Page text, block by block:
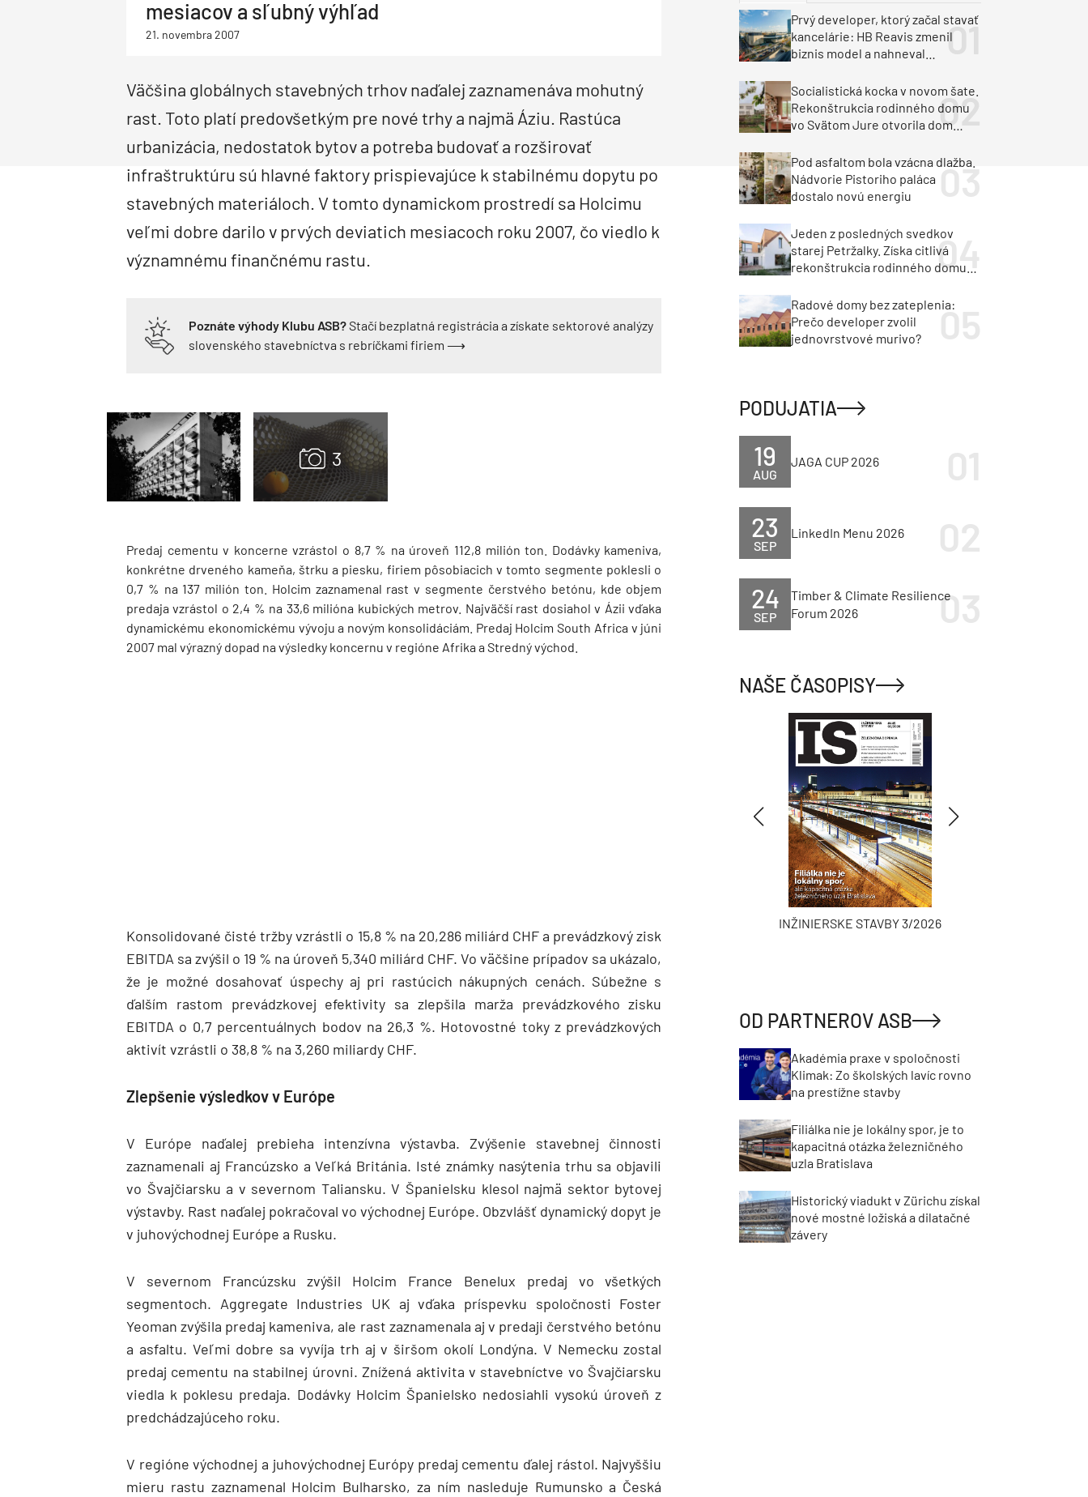
Priemyselné objekty
DrevostavbyMontované domy Bungalovy
Klimatizácia a vetranie
Správa budov
Priemysel a logistika Dopravné stavby
Deti a architektúra Manažérsky kurz Milan Murcka
mesiacov a sľubný výhľad
21. novembra 2007
Väčšina globálnych stavebných trhov naďalej zaznamenáva mohutný
rast. Toto platí predovšetkým pre nové trhy a najmä Áziu. Rastúca
urbanizácia, nedostatok bytov a potreba budovať a rozširovať
infraštruktúru sú hlavné faktory prispievajúce k stabilnému dopytu po
stavebných materiáloch. V tomto dynamickom prostredí sa Holcimu
veľmi dobre darilo v prvých deviatich mesiacoch roku 2007, čo viedlo k
významnému finančnému rastu.
Poznáte výhody Klubu ASB?Stačí bezplatná registrácia a získate sektorové analýzy
slovenského stavebníctva s rebríčkami firiem ⟶
Predaj cementu v koncerne vzrástol o 8,7 % na úroveň 112,8 milión ton. Dodávky kameniva,
konkrétne drveného kameňa, štrku a piesku, firiem pôsobiacich v tomto segmente poklesli o
0,7 % na 137 milión ton. Holcim zaznamenal rast v segmente čerstvého betónu, kde objem
predaja vzrástol o 2,4 % na 33,6 milióna kubických metrov. Najväčší rast dosiahol v Ázii vďaka
dynamickému ekonomickému vývoju a novým konsolidáciám. Predaj Holcim South Africa v júni
2007 mal výrazný dopad na výsledky koncernu v regióne Afrika a Stredný východ.
Konsolidované čisté tržby vzrástli o 15,8 % na 20,286 miliárd CHF a prevádzkový zisk
EBITDA sa zvýšil o 19 % na úroveň 5,340 miliárd CHF. Vo väčšine prípadov sa ukázalo,
že je možné dosahovať úspechy aj pri rastúcich nákupných cenách. Súbežne s
ďalším rastom prevádzkovej efektivity sa zlepšila marža prevádzkového zisku
EBITDA o 0,7 percentuálnych bodov na 26,3 %. Hotovostné toky z prevádzkových
aktivít vzrástli o 38,8 % na 3,260 miliardy CHF.
Zlepšenie výsledkov v Európe
V Európe naďalej prebieha intenzívna výstavba. Zvýšenie stavebnej činnosti
zaznamenali aj Francúzsko a Veľká Británia. Isté známky nasýtenia trhu sa objavili
vo Švajčiarsku a v severnom Taliansku. V Španielsku klesol najmä sektor bytovej
výstavby. Rast naďalej pokračoval vo východnej Európe. Obzvlášť dynamický dopyt je
v juhovýchodnej Európe a Rusku.
V severnom Francúzsku zvýšil Holcim France Benelux predaj vo všetkých
segmentoch. Aggregate Industries UK aj vďaka príspevku spoločnosti Foster
Yeoman zvýšila predaj kameniva, ale rast zaznamenala aj v predaji čerstvého betónu
a asfaltu. Veľmi dobre sa vyvíja trh aj v širšom okolí Londýna. V Nemecku zostal
predaj cementu na stabilnej úrovni. Znížená aktivita v stavebníctve vo Švajčiarsku
viedla k poklesu predaja. Dodávky Holcim Španielsko nedosiahli vysokú úroveň z
predchádzajúceho roku.
V regióne východnej a juhovýchodnej Európy predaj cementu ďalej rástol. Najvyššiu
mieru rastu zaznamenal Holcim Bulharsko, za ním nasleduje Rumunsko a Česká
Prvý developer, ktorý začal stavať
kancelárie: HB Reavis zmenil
biznis model a nahneval
Socialistická kocka v novom šate.
Rekonštrukcia rodinného domu
vo Svätom Jure otvorila dom
Pod asfaltom bola vzácna dlažba.
Nádvorie Pistoriho paláca
dostalo novú energiu
Jeden z posledných svedkov
starej Petržalky. Získa citlivá
rekonštrukcia rodinného domu
Radové domy bez zateplenia:
Prečo developer zvolil
jednovrstvové murivo?
PODUJATIA
AUG
19 JAGA CUP 2026
SEP
23 LinkedIn Menu 2026
SEP
24
Timber & Climate Resilience
Forum 2026
NAŠE ČASOPISY
INŽINIERSKE STAVBY 3/2026
OD PARTNEROV ASB
Akadémia praxe v spoločnosti
Klimak: Zo školských lavíc rovno
na prestížne stavby
Filiálka nie je lokálny spor, je to
kapacitná otázka železničného
uzla Bratislava
Historický viadukt v Zürichu získal
nové mostné ložiská a dilatačné
závery